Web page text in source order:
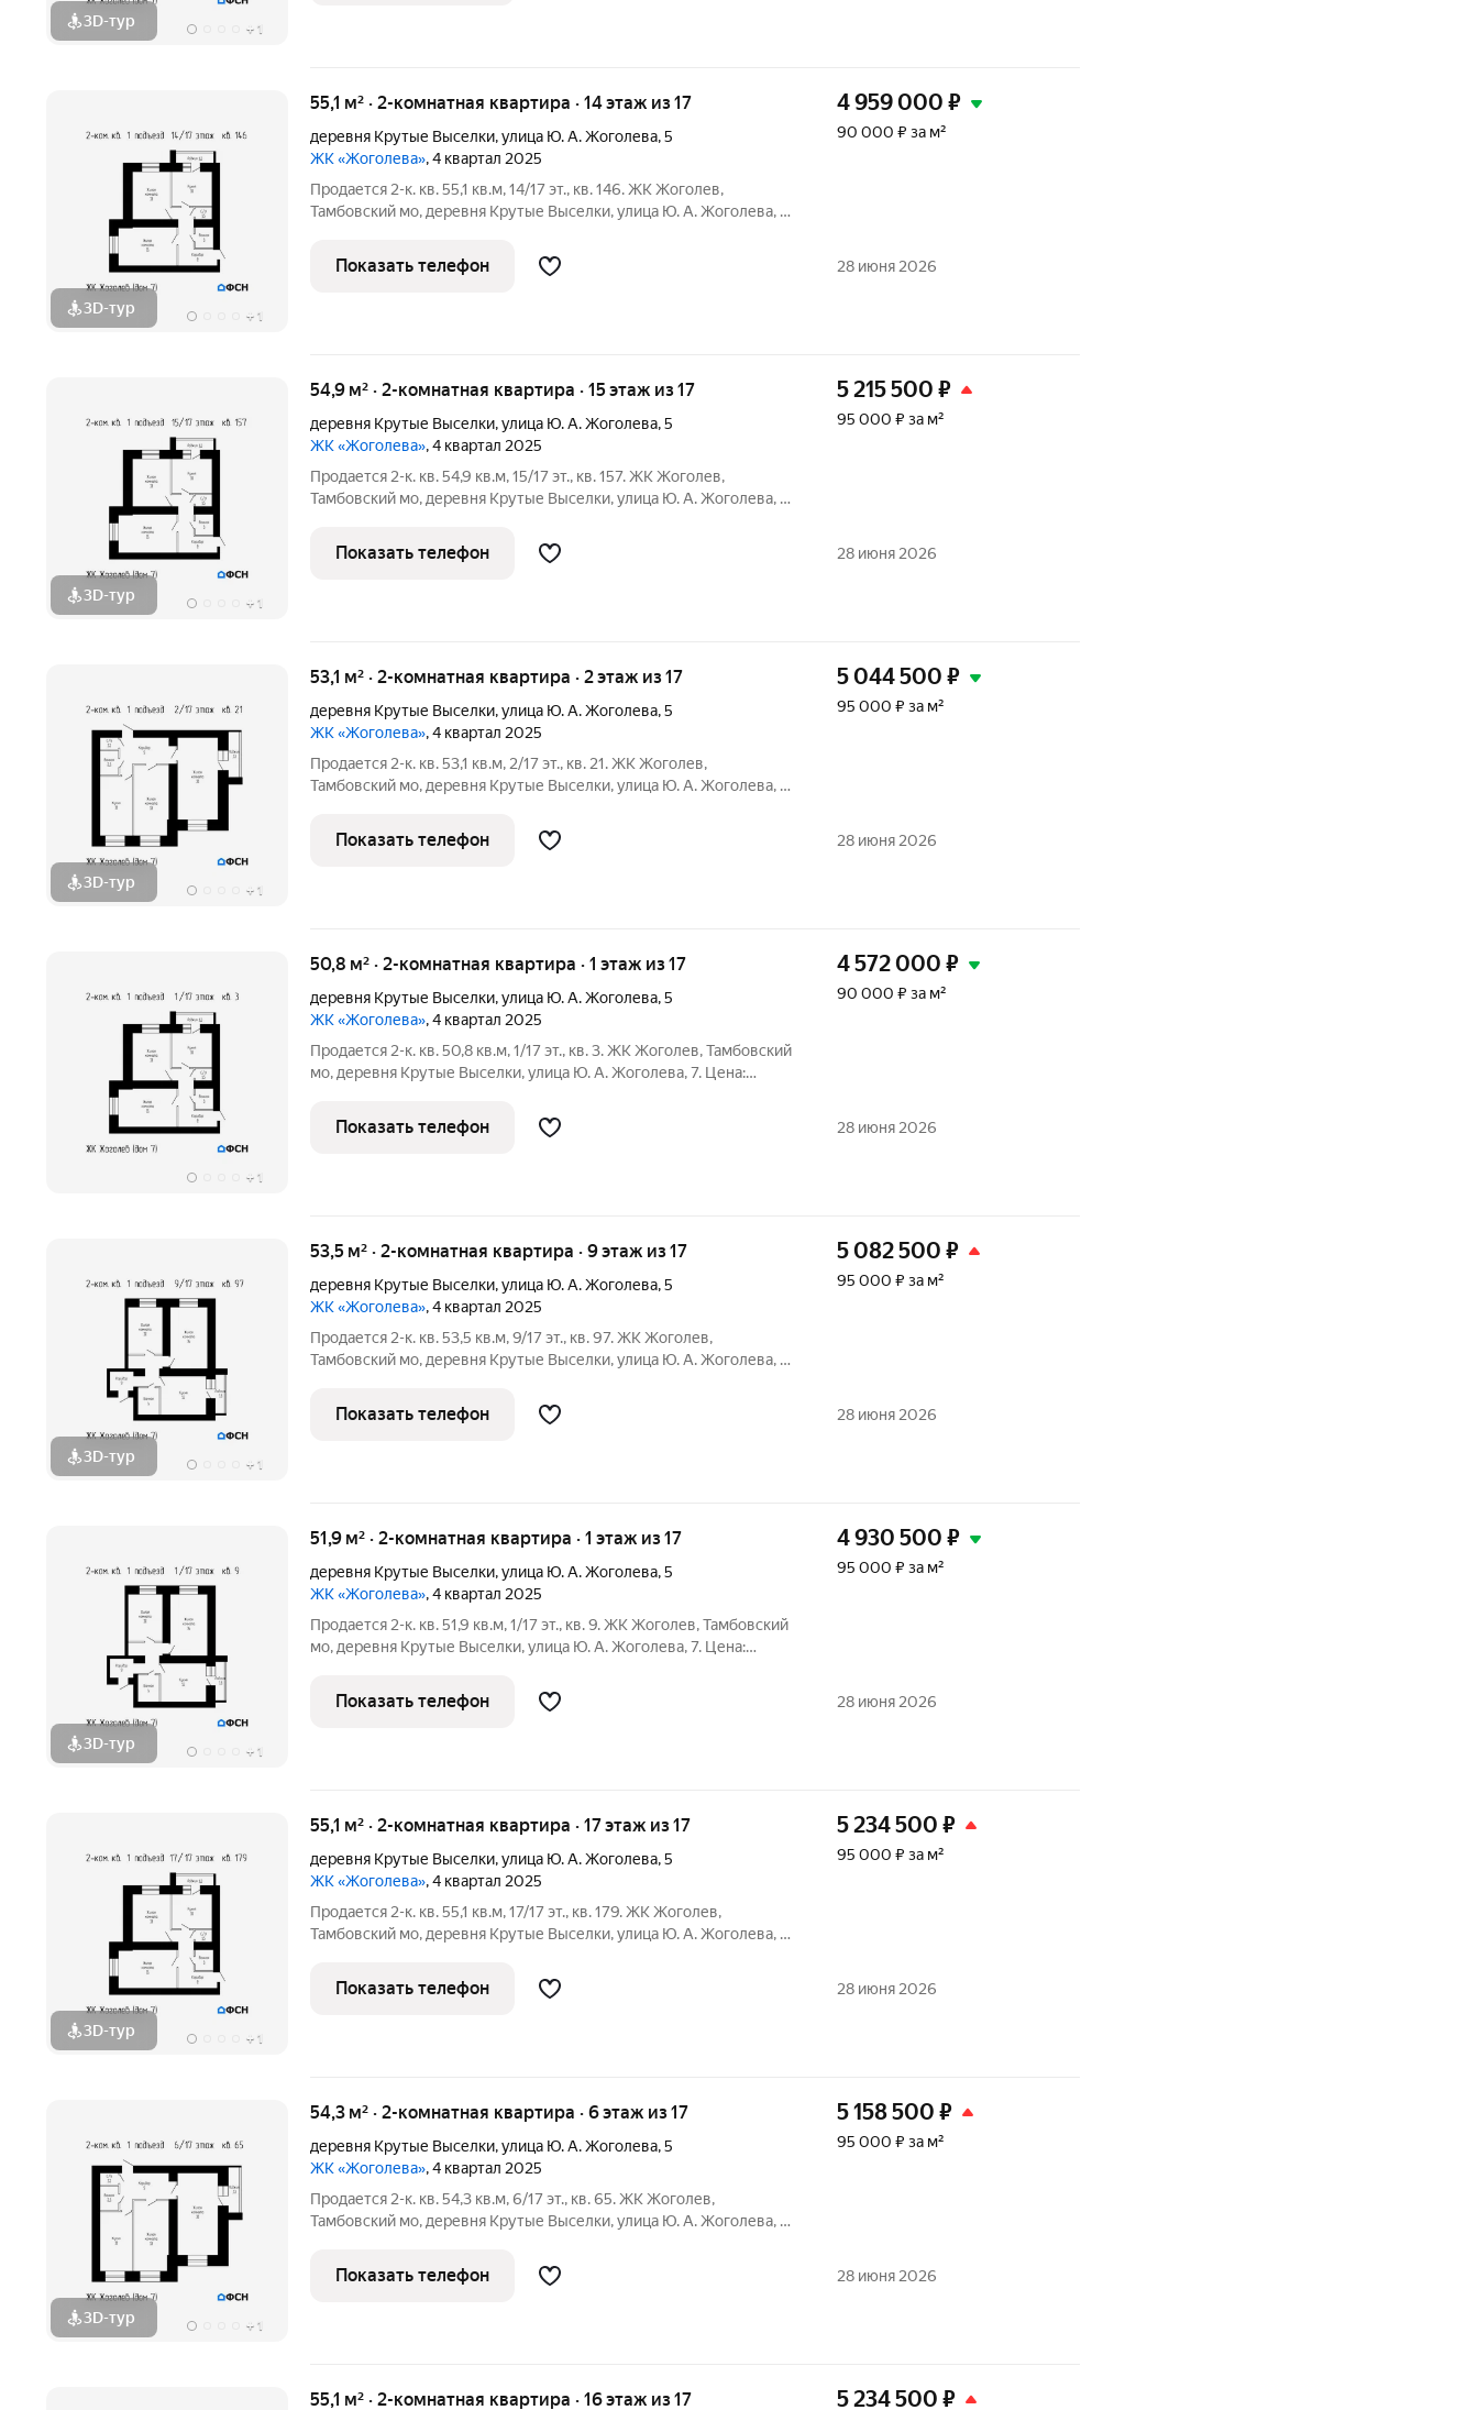
3D-тур + 1
3D-тур + 1
55,1 м² · 2-комнатная квартира · 14 этаж из 17
деревня Крутые Выселки,улица Ю. А. Жоголева,5
ЖК «Жоголева», 4 квартал 2025
Продается 2-к. кв. 55,1 кв.м, 14/17 эт., кв. 146. ЖК Жоголев,
Тамбовский мо, деревня Крутые Выселки, улица Ю. А. Жоголева, 7.
отделка: 1102000 . Ипотека (СБЕР/ВТБ): Семейная (без отделки):
4 959 000 ₽
90 000 ₽ за м²
Показать телефон 28 июня 2026
3D-тур + 1
54,9 м² · 2-комнатная квартира · 15 этаж из 17
деревня Крутые Выселки,улица Ю. А. Жоголева,5
ЖК «Жоголева», 4 квартал 2025
Продается 2-к. кв. 54,9 кв.м, 15/17 эт., кв. 157. ЖК Жоголев,
Тамбовский мо, деревня Крутые Выселки, улица Ю. А. Жоголева, 7.
отделка: 1098000 . Ипотека (СБЕР/ВТБ): Семейная (без отделки):
5 215 500 ₽
95 000 ₽ за м²
Показать телефон 28 июня 2026
3D-тур + 1
53,1 м² · 2-комнатная квартира · 2 этаж из 17
деревня Крутые Выселки,улица Ю. А. Жоголева,5
ЖК «Жоголева», 4 квартал 2025
Продается 2-к. кв. 53,1 кв.м, 2/17 эт., кв. 21. ЖК Жоголев,
Тамбовский мо, деревня Крутые Выселки, улица Ю. А. Жоголева, 7.
отделка: 1062000 . Ипотека (СБЕР/ВТБ): Семейная (без отделки):
первый
5 044 500 ₽
95 000 ₽ за м²
Показать телефон 28 июня 2026
+ 1
50,8 м² · 2-комнатная квартира · 1 этаж из 17
деревня Крутые Выселки,улица Ю. А. Жоголева,5
ЖК «Жоголева», 4 квартал 2025
Продается 2-к. кв. 50,8 кв.м, 1/17 эт., кв. 3. ЖК Жоголев, Тамбовский
мо, деревня Крутые Выселки, улица Ю. А. Жоголева, 7. Цена:
1016000 . Ипотека (СБЕР/ВТБ): Семейная (без отделки): первый
4 572 000 ₽
90 000 ₽ за м²
Показать телефон 28 июня 2026
3D-тур + 1
53,5 м² · 2-комнатная квартира · 9 этаж из 17
деревня Крутые Выселки,улица Ю. А. Жоголева,5
ЖК «Жоголева», 4 квартал 2025
Продается 2-к. кв. 53,5 кв.м, 9/17 эт., кв. 97. ЖК Жоголев,
Тамбовский мо, деревня Крутые Выселки, улица Ю. А. Жоголева, 7.
отделка: 1070000 . Ипотека (СБЕР/ВТБ): Семейная (без отделки):
первый
5 082 500 ₽
95 000 ₽ за м²
Показать телефон 28 июня 2026
3D-тур + 1
51,9 м² · 2-комнатная квартира · 1 этаж из 17
деревня Крутые Выселки,улица Ю. А. Жоголева,5
ЖК «Жоголева», 4 квартал 2025
Продается 2-к. кв. 51,9 кв.м, 1/17 эт., кв. 9. ЖК Жоголев, Тамбовский
мо, деревня Крутые Выселки, улица Ю. А. Жоголева, 7. Цена:
1038000 . Ипотека (СБЕР/ВТБ): Семейная (без отделки): первый
4 930 500 ₽
95 000 ₽ за м²
Показать телефон 28 июня 2026
3D-тур + 1
55,1 м² · 2-комнатная квартира · 17 этаж из 17
деревня Крутые Выселки,улица Ю. А. Жоголева,5
ЖК «Жоголева», 4 квартал 2025
Продается 2-к. кв. 55,1 кв.м, 17/17 эт., кв. 179. ЖК Жоголев,
Тамбовский мо, деревня Крутые Выселки, улица Ю. А. Жоголева, 7.
отделка: 1102000 . Ипотека (СБЕР/ВТБ): Семейная (без отделки):
5 234 500 ₽
95 000 ₽ за м²
Показать телефон 28 июня 2026
3D-тур + 1
54,3 м² · 2-комнатная квартира · 6 этаж из 17
деревня Крутые Выселки,улица Ю. А. Жоголева,5
ЖК «Жоголева», 4 квартал 2025
Продается 2-к. кв. 54,3 кв.м, 6/17 эт., кв. 65. ЖК Жоголев,
Тамбовский мо, деревня Крутые Выселки, улица Ю. А. Жоголева, 7.
отделка: 1086000 . Ипотека (СБЕР/ВТБ): Семейная (без отделки):
первый
5 158 500 ₽
95 000 ₽ за м²
Показать телефон 28 июня 2026
55,1 м² · 2-комнатная квартира · 16 этаж из 17 5 234 500 ₽